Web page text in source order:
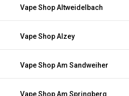
Vape Shop Altweidelbach
Vape Shop Alzey
Vape Shop Am Sandweiher
Vape Shop Am Springberg